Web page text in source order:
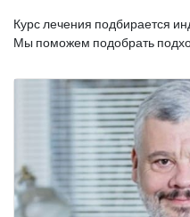
Курс лечения подбирается
Мы поможем подобрать